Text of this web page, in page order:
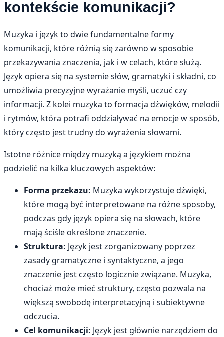
kontekście komunikacji?
Muzyka i język to dwie fundamentalne formy
komunikacji, które różnią się zarówno w sposobie
przekazywania znaczenia, jak i w celach, które służą.
Język opiera się na systemie słów, gramatyki i składni, co
umożliwia precyzyjne wyrażanie myśli, uczuć czy
informacji. Z kolei muzyka to formacja dźwięków, melodii
i rytmów, która potrafi oddziaływać na emocje w sposób,
który często jest trudny do wyrażenia słowami.
Istotne różnice między muzyką a językiem można
podzielić na kilka kluczowych aspektów:
Forma przekazu: Muzyka wykorzystuje dźwięki,
które mogą być interpretowane na różne sposoby,
podczas gdy język opiera się na słowach, które
mają ściśle określone znaczenie.
Struktura: Język jest zorganizowany poprzez
zasady gramatyczne i syntaktyczne, a jego
znaczenie jest często logicznie związane. Muzyka,
chociaż może mieć struktury, często pozwala na
większą swobodę interpretacyjną i subiektywne
odczucia.
Cel komunikacji: Język jest głównie narzędziem do